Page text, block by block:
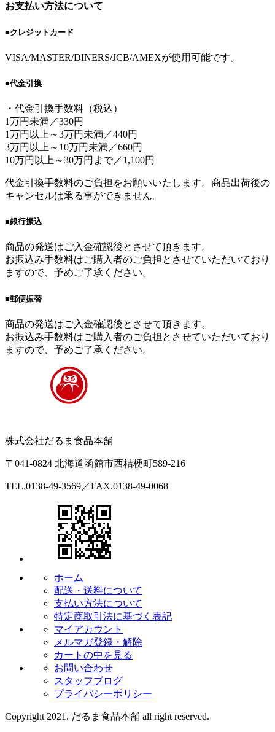
お支払い方法について
■クレジットカード
VISA/MASTER/DINERS/JCB/AMEXが使用可能です。
■代金引換
・代金引換手数料（税込）
1万円未満／330円
1万円以上～3万円未満／440円
3万円以上～10万円未満／660円
10万円以上～30万円まで／1,100円
代金引換手数料のご負担をお願いいたします。商品出荷後の
キャンセルは承る事ができません。
■銀行振込
商品の発送はご入金確認後とさせて頂きます。
お振込み手数料はご購入者のご負担とさせていただいており
ますので、予めご了承ください。
■郵便振替
商品の発送はご入金確認後とさせて頂きます。
お振込み手数料はご購入者のご負担とさせていただいており
ますので、予めご了承ください。
株式会社だるま食品本舗
〒041-0824 北海道函館市西桔梗町589-216
TEL.0138-49-3569／FAX.0138-49-0068
ホーム
配送・送料について
支払い方法について
特定商取引法に基づく表記
マイアカウント
メルマガ登録・解除
カートの中を見る
お問い合わせ
スタッフブログ
プライバシーポリシー
Copyright 2021. だるま食品本舗 all right reserved.